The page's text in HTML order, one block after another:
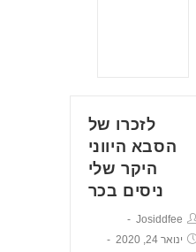
לזכרו של
הסבא היווני
היקר שלי
ניסים בכר
Josiddfee
ינואר 24, 2020